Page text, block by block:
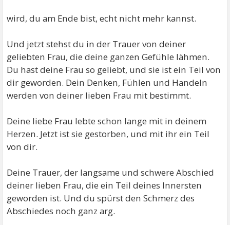
wird, du am Ende bist, echt nicht mehr kannst.
Und jetzt stehst du in der Trauer von deiner
geliebten Frau, die deine ganzen Gefühle lähmen.
Du hast deine Frau so geliebt, und sie ist ein Teil von
dir geworden. Dein Denken, Fühlen und Handeln
werden von deiner lieben Frau mit bestimmt.
Deine liebe Frau lebte schon lange mit in deinem
Herzen. Jetzt ist sie gestorben, und mit ihr ein Teil
von dir.
Deine Trauer, der langsame und schwere Abschied
deiner lieben Frau, die ein Teil deines Innersten
geworden ist. Und du spürst den Schmerz des
Abschiedes noch ganz arg.